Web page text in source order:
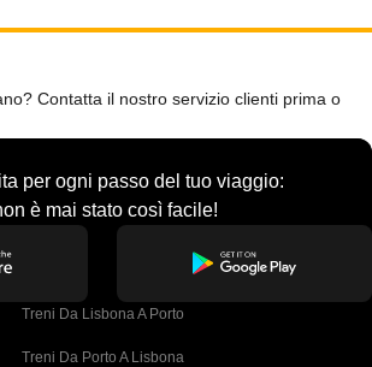
Contatta il nostro servizio clienti prima o
per ogni passo del tuo viaggio:
è mai stato così facile!
Treni Da Lisbona A Porto
Treni Da Porto A Lisbona